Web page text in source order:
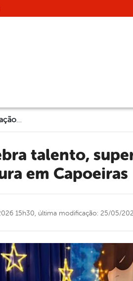
em Capoeiras
15h30, última modificação: 25/05/